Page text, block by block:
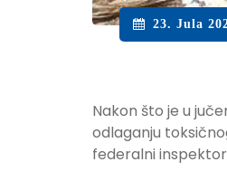
23. Jula
Nakon što je u
odlaganju
federalni